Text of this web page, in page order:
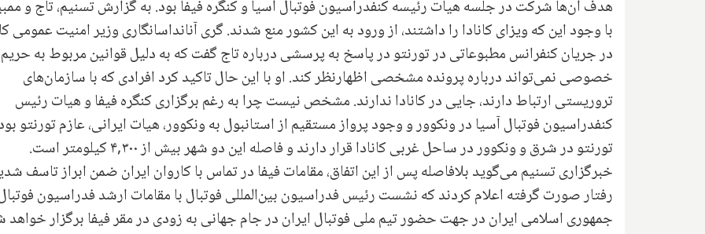
هدف آن‌ها شرکت در جلسه هیات رئیسه کنفدراسیون فوتبال آسیا و کنگره فیفا بود. به گزارش تسنیم، تاج و
با وجود این که ویزای کانادا را داشتند، از ورود به این کشور منع شدند. گری آنانداسانگاری وزیر امنیت عمومی
در جریان کنفرانس مطبوعاتی در تورنتو در پاسخ به پرسشی درباره تاج گفت که به دلیل قوانین مربوط به حریم
خصوصی نمی‌تواند درباره پرونده مشخصی اظهارنظر کند. او با این حال تاکید کرد افرادی که با سازمان‌های
تروریستی ارتباط دارند، جایی در کانادا ندارند. مشخص نیست چرا به رغم برگزاری کنگره فیفا و هیات رئیس
کنفدراسیون فوتبال آسیا در ونکوور و وجود پرواز مستقیم از استانبول به ونکوور، هیات ایرانی، عازم تورنتو
تورنتو در شرق و ونکوور در ساحل غربی کانادا قرار دارند و فاصله این دو شهر بیش از ۴,۳۰۰ کیلومتر است.
خبرگزاری تسنیم می‌گوید بلافاصله پس از این اتفاق، مقامات فیفا در تماس با کاروان ایران ضمن ابراز تاسف
رفتار صورت گرفته اعلام کردند که نشست رئیس فدراسیون بین‌المللی فوتبال با مقامات ارشد فدراسیون
جمهوری اسلامی ایران در جهت حضور تیم ملی فوتبال ایران در جام جهانی به زودی در مقر فیفا برگزار خواهد